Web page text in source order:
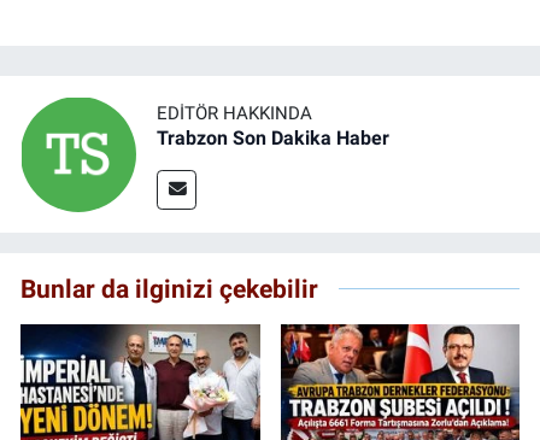
EDITÖR HAKKINDA
Trabzon Son Dakika Haber
Bunlar da ilginizi çekebilir